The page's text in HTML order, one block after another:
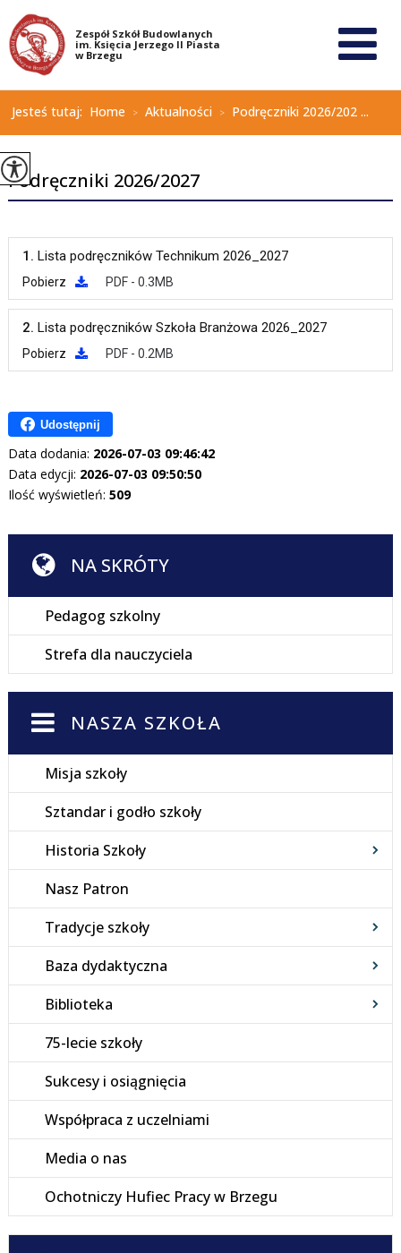
Jesteś tutaj: Home > Aktualności > Podręczniki 2026/202 ...
Podręczniki 2026/2027
1. Lista podręczników Technikum 2026_2027
Pobierz PDF - 0.3MB
2. Lista podręczników Szkoła Branżowa 2026_2027
Pobierz PDF - 0.2MB
Udostępnij
Data dodania: 2026-07-03 09:46:42
Data edycji: 2026-07-03 09:50:50
Ilość wyświetleń: 509
NA SKRÓTY
Pedagog szkolny
Strefa dla nauczyciela
NASZA SZKOŁA
Misja szkoły
Sztandar i godło szkoły
Historia Szkoły
Nasz Patron
Tradycje szkoły
Baza dydaktyczna
Biblioteka
75-lecie szkoły
Sukcesy i osiągnięcia
Współpraca z uczelniami
Media o nas
Ochotniczy Hufiec Pracy w Brzegu